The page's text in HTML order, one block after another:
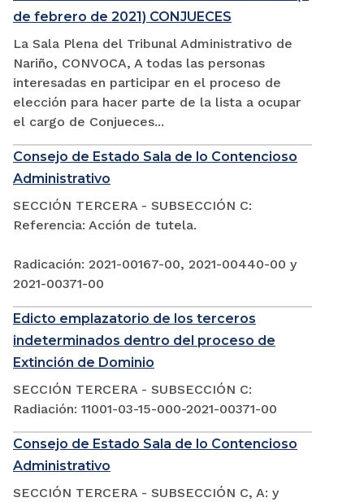
de febrero de 2021) CONJUECES
La Sala Plena del Tribunal Administrativo de
Nariño, CONVOCA, A todas las personas
interesadas en participar en el proceso de
elección para hacer parte de la lista a ocupar
el cargo de Conjueces...
Consejo de Estado Sala de lo Contencioso
Administrativo
SECCIÓN TERCERA - SUBSECCIÓN C:
Referencia: Acción de tutela.
Radicación: 2021-00167-00, 2021-00440-00 y
2021-00371-00
Edicto emplazatorio de los terceros
indeterminados dentro del proceso de
Extinción de Dominio
SECCIÓN TERCERA - SUBSECCIÓN C:
Radiación: 11001-03-15-000-2021-00371-00
Consejo de Estado Sala de lo Contencioso
Administrativo
SECCIÓN TERCERA - SUBSECCIÓN C, A: y